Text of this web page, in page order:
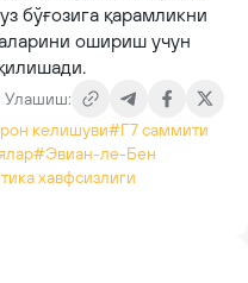
бўғозига қарамликни
ошириш учун
Улашиш:
келишуви#Г7 саммити
#Эвиан-ле-Бен
хавфсизлиги